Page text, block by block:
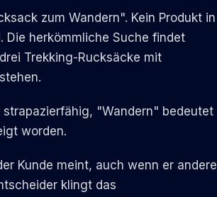
zum Wandern". Kein Produkt in
Die herkömmliche Suche findet
Trekking-Rucksäcke mit
"Wandern" bedeutet
worden.
Kunde meint, auch wenn er andere
klingt das